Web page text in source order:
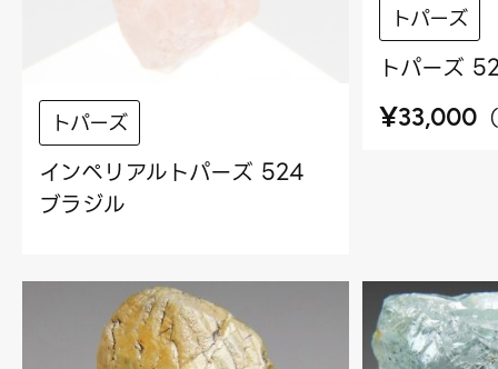
トパーズ
インペリアルトパーズ 524
ブラジル
トパーズ
トパーズ
¥33,000 （